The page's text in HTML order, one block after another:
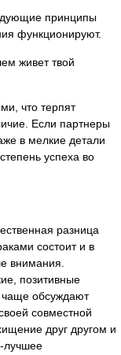
принципы
функционируют.
живет твой
что терпят
Если партнеры
в мелкие детали
успеха во
разница
состоит и в
внимания.
позитивные
чаще обсуждают
совместной
друг другом и
лучшее